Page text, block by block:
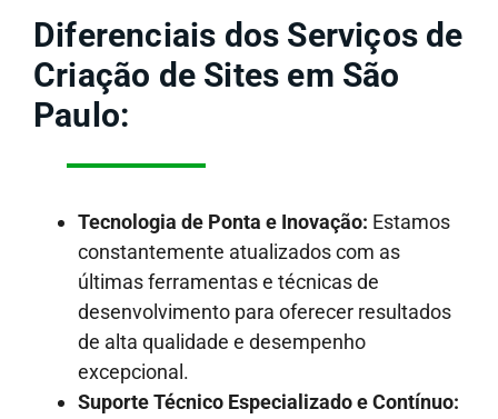
Diferenciais dos Serviços de
Criação de Sites em São
Paulo:
Tecnologia de Ponta e Inovação: Estamos
constantemente atualizados com as
últimas ferramentas e técnicas de
desenvolvimento para oferecer resultados
de alta qualidade e desempenho
excepcional.
Suporte Técnico Especializado e Contínuo: